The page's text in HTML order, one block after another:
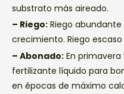
substrato más aireado.
– Riego: Riego
crecimiento. Riego
– Abonado: En primavera
fertilizante líquido para
en épocas de máximo